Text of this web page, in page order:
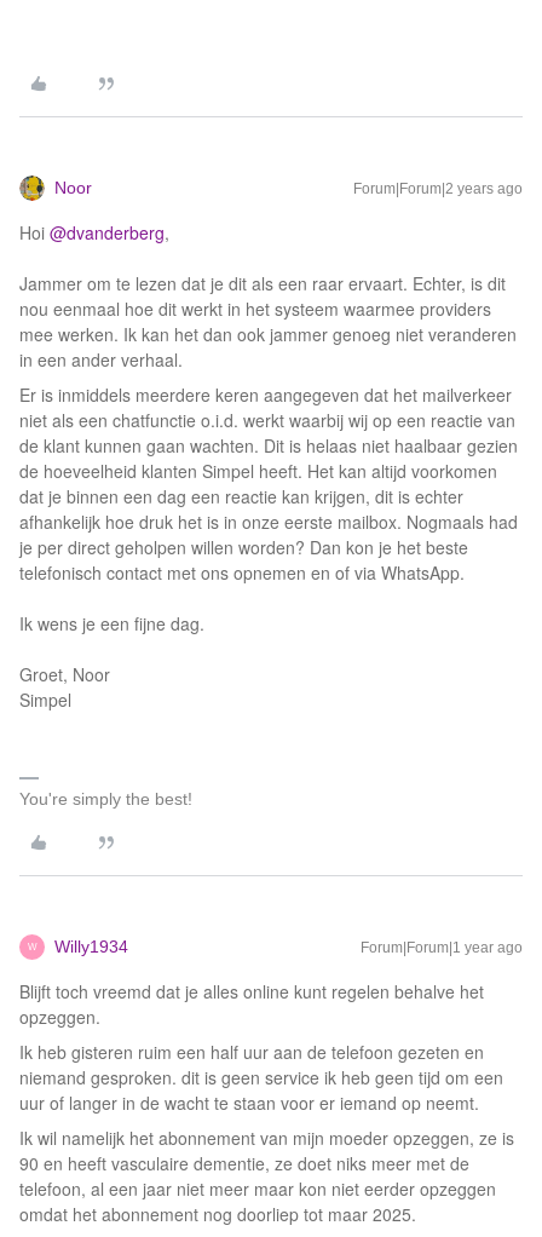
Noor Forum|Forum|2 years ago
Hoi @dvanderberg,
Jammer om te lezen dat je dit als een raar ervaart. Echter, is dit
nou eenmaal hoe dit werkt in het systeem waarmee providers
mee werken. Ik kan het dan ook jammer genoeg niet veranderen
in een ander verhaal.
Er is inmiddels meerdere keren aangegeven dat het mailverkeer
niet als een chatfunctie o.i.d. werkt waarbij wij op een reactie van
de klant kunnen gaan wachten. Dit is helaas niet haalbaar gezien
de hoeveelheid klanten Simpel heeft. Het kan altijd voorkomen
dat je binnen een dag een reactie kan krijgen, dit is echter
afhankelijk hoe druk het is in onze eerste mailbox. Nogmaals had
je per direct geholpen willen worden? Dan kon je het beste
telefonisch contact met ons opnemen en of via WhatsApp.
Ik wens je een fijne dag.
Groet, Noor
Simpel
You're simply the best!
W Willy1934 Forum|Forum|1 year ago
Blijft toch vreemd dat je alles online kunt regelen behalve het
opzeggen.
Ik heb gisteren ruim een half uur aan de telefoon gezeten en
niemand gesproken. dit is geen service ik heb geen tijd om een
uur of langer in de wacht te staan voor er iemand op neemt.
Ik wil namelijk het abonnement van mijn moeder opzeggen, ze is
90 en heeft vasculaire dementie, ze doet niks meer met de
telefoon, al een jaar niet meer maar kon niet eerder opzeggen
omdat het abonnement nog doorliep tot maar 2025.